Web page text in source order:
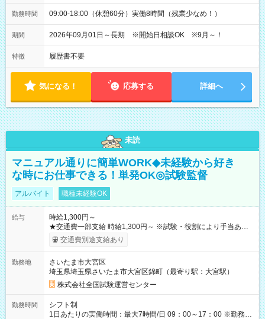
勤務時間 09:00-18:00（休憩60分）実働8時間（残業少なめ！）
期間 2026年09月01日～長期 ※開始日相談OK ※9月～！
特徴 履歴書不要
気になる！ 応募する 詳細へ
未読
マニュアル通りに簡単WORK◆未経験から好き
な時にお仕事できる！単発OK◎試験監督
アルバイト 職種未経験OK
給与
時給1,300円～
★交通費一部支給 時給1,300円～ ※試験・役割により手当あり
※勤務回数により昇給あり 【即給（前払い）オプションあ
り！】 希望される場合、勤務から1週間ほどで給与の一部を受け
例】 ・河合塾模擬試験 8:30～17:30（休憩1時間） 時給1,300円
×8時間＝日収10,400円＋交通費 ※当日の役割により時給＋100
円の場合あり ・国家試験 7:00～13:30（休憩なし） 時給1,300
円（役割手当＋100円）×6時間＝日収8,400円＋交通費 【試用期
間】試用期間なし
交通費別途支給あり
勤務地
さいたま市大宮区
埼玉県埼玉県さいたま市大宮区錦町（最寄り駅：大宮駅）
株式会社全国試験運営センター
勤務時間
シフト制
1日あたりの実働時間：最大7時間/日 09：00～17：00 ※勤務時